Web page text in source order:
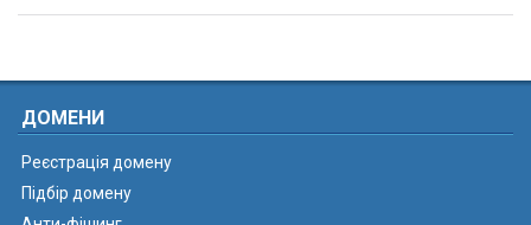
ДОМЕНИ
Реєстрація домену
Підбір домену